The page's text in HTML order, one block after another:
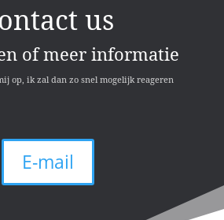
us
of meer informatie
op, ik zal dan zo snel mogelijk reageren
E-mail